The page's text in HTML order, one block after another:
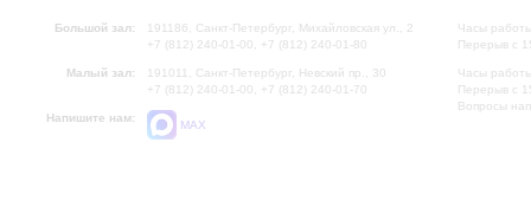
Большой зал:
191186, Санкт-Петербург, Михайловская ул., 2
+7 (812) 240-01-00, +7 (812) 240-01-80
Малый зал:
191011, Санкт-Петербург, Невский пр., 30
+7 (812) 240-01-00, +7 (812) 240-01-70
Напишите нам:
MAX
Часы
Перерыв с
Часы
Перерыв с
Вопросы